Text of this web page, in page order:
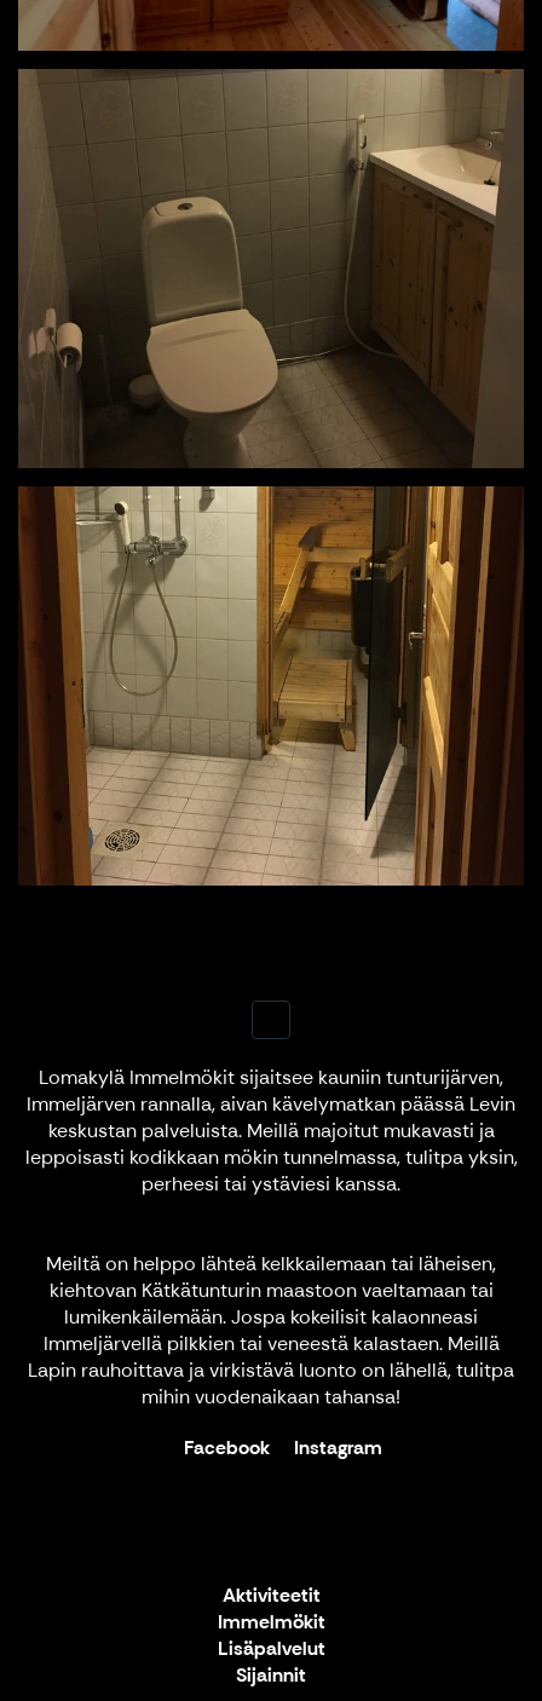
Lomakylä Immelmökit sijaitsee kauniin tunturijärven,
Immeljärven rannalla, aivan kävelymatkan päässä Levin
keskustan palveluista. Meillä majoitut mukavasti ja
leppoisasti kodikkaan mökin tunnelmassa, tulitpa yksin,
perheesi tai ystäviesi kanssa.
Meiltä on helppo lähteä kelkkailemaan tai läheisen,
kiehtovan Kätkätunturin maastoon vaeltamaan tai
lumikenkäilemään. Jospa kokeilisit kalaonneasi
Immeljärvellä pilkkien tai veneestä kalastaen. Meillä
Lapin rauhoittava ja virkistävä luonto on lähellä, tulitpa
mihin vuodenaikaan tahansa!
Facebook
Instagram
Aktiviteetit
Immelmökit
Lisäpalvelut
Sijainnit